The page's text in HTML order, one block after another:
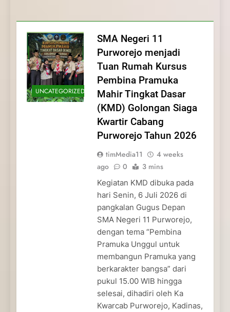
dan Pengabdian Generasi
Pramuka
Pramuka
Kepedulian
UNCATEGORIZED
SMA Negeri 11
Purworejo menjadi
Tuan Rumah Kursus
Pembina Pramuka
Mahir Tingkat Dasar
(KMD) Golongan Siaga
Kwartir Cabang
Purworejo Tahun 2026
timMedia11
4 weeks
ago
0 3 mins
Kegiatan KMD dibuka pada
hari Senin, 6 Juli 2026 di
pangkalan Gugus Depan
SMA Negeri 11 Purworejo,
dengan tema “Pembina
Pramuka Unggul untuk
membangun Pramuka yang
berkarakter bangsa” dari
pukul 15.00 WIB hingga
selesai, dihadiri oleh Ka
Kwarcab Purworejo, Kadinas,